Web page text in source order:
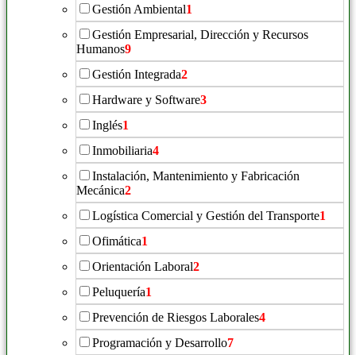
Gestión Ambiental1
Gestión Empresarial, Dirección y Recursos
Humanos9
Gestión Integrada2
Hardware y Software3
Inglés1
Inmobiliaria4
Instalación, Mantenimiento y Fabricación
Mecánica2
Logística Comercial y Gestión del Transporte1
Ofimática1
Orientación Laboral2
Peluquería1
Prevención de Riesgos Laborales4
Programación y Desarrollo7